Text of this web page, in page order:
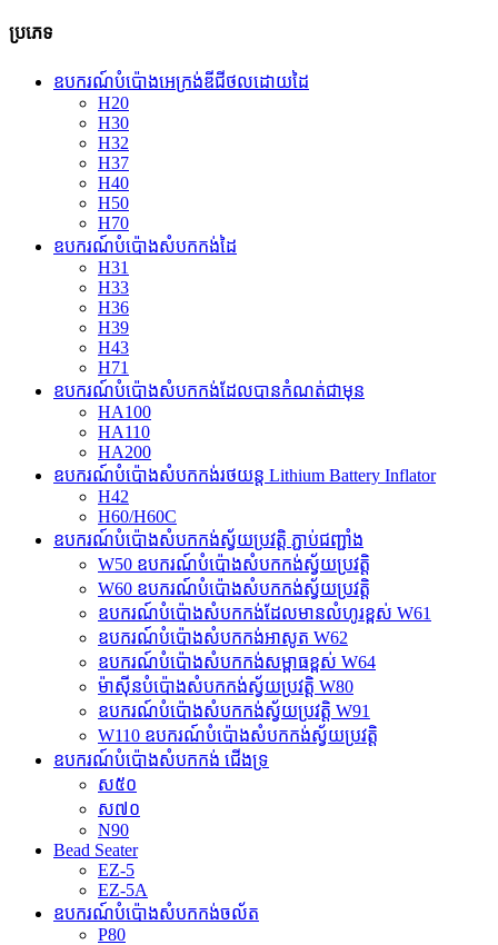
ប្រភេទ
ឧបករណ៍បំប៉ោងអេក្រង់ឌីជីថលដោយដៃ
H20
H30
H32
H37
H40
H50
H70
ឧបករណ៍បំប៉ោងសំបកកង់ដៃ
H31
H33
H36
H39
H43
H71
ឧបករណ៍បំប៉ោងសំបកកង់ដែលបានកំណត់ជាមុន
HA100
HA110
HA200
ឧបករណ៍បំប៉ោងសំបកកង់រថយន្ត Lithium Battery Inflator
H42
H60/H60C
ឧបករណ៍បំប៉ោងសំបកកង់ស្វ័យប្រវត្តិ ភ្ជាប់ជញ្ជាំង
W50 ឧបករណ៍បំប៉ោងសំបកកង់ស្វ័យប្រវត្តិ
W60 ឧបករណ៍បំប៉ោងសំបកកង់ស្វ័យប្រវត្តិ
ឧបករណ៍បំប៉ោងសំបកកង់ដែលមានលំហូរខ្ពស់ W61
ឧបករណ៍បំប៉ោងសំបកកង់អាសូត W62
ឧបករណ៍បំប៉ោងសំបកកង់សម្ពាធខ្ពស់ W64
ម៉ាស៊ីនបំប៉ោងសំបកកង់ស្វ័យប្រវត្តិ W80
ឧបករណ៍បំប៉ោងសំបកកង់ស្វ័យប្រវត្តិ W91
W110 ឧបករណ៍បំប៉ោងសំបកកង់ស្វ័យប្រវត្តិ
ឧបករណ៍បំប៉ោងសំបកកង់ ជើងទ្រ
ស៥០
ស៧០
N90
Bead Seater
EZ-5
EZ-5A
ឧបករណ៍បំប៉ោងសំបកកង់ចល័ត
P80